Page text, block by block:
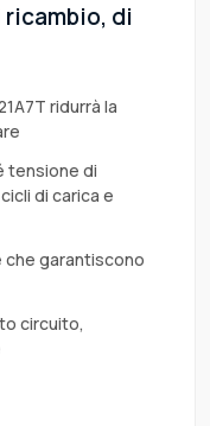
di
ridurrà la
tensione di
di carica e
garantiscono
circuito,